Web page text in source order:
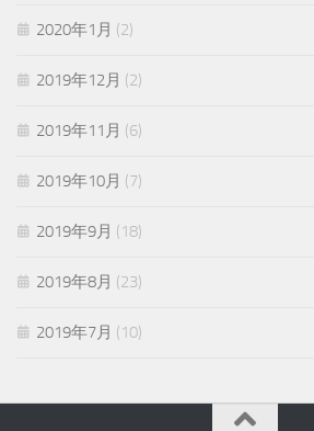
2020年1月 (2)
2019年12月 (2)
2019年11月 (6)
2019年10月 (7)
2019年9月 (18)
2019年8月 (23)
2019年7月 (10)